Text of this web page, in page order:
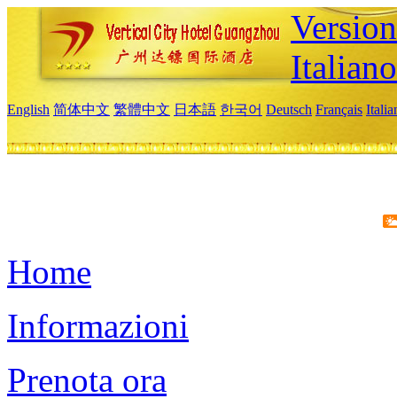
Italiano
English 简体中文 繁體中文 日本語 한국어 Deutsch Français
Home
Informazioni
Prenota ora